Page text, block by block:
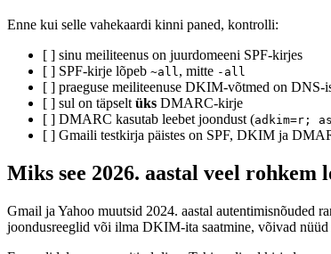
Enne kui selle vahekaardi kinni paned, kontrolli:
[ ] sinu meiliteenus on juurdomeeni SPF-kirjes
[ ] SPF-kirje lõpeb ~all, mitte -all
[ ] praeguse meiliteenuse DKIM-võtmed on DNS-
[ ] sul on täpselt üks DMARC-kirje
[ ] DMARC kasutab leebet joondust (adkim=r;
[ ] Gmaili testkirja päistes on SPF, DKIM ja
Miks see 2026. aastal veel rohkem
Gmail ja Yahoo muutsid 2024. aastal autentimisnõuded
joondusreeglid või ilma DKIM-ita saatmine, võivad